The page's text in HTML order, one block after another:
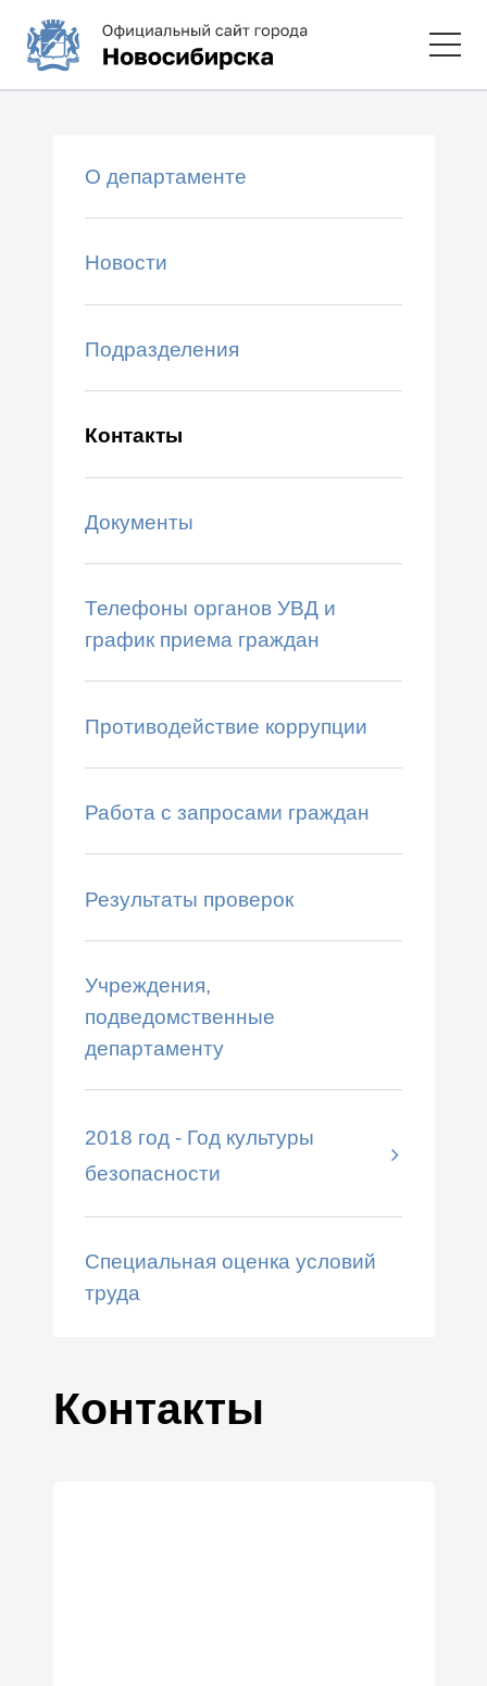
О департаменте
Новости
Подразделения
Контакты
Документы
Телефоны органов УВД и
график приема граждан
Противодействие коррупции
Работа с запросами граждан
Результаты проверок
Учреждения,
подведомственные
департаменту
2018 год - Год культуры
безопасности
Специальная оценка условий
труда
Контакты